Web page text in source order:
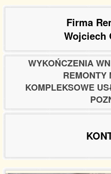
Firma
Wojciech
WYKOŃCZENIA
REMONTY
KOMPLEKSOWE